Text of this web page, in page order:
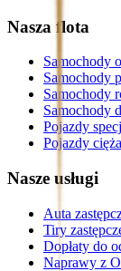
Nasza flota
Samochody
Samochody
Samochody
Samochody
Pojazdy
Pojazdy
Nasze usługi
Auta
Tiry
Dopłaty do
Naprawy z